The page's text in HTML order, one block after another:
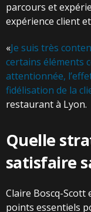
parcours et
expérience client
«Je suis très
certains éléments
attentionnée,
fidélisation de la
restaurant à Lyon.
Quelle
satisfaire
Claire Boscq-
points essentiels